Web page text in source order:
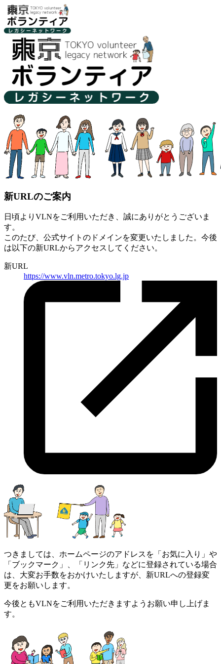
新URLのご案内
日頃よりVLNをご利用いただき、誠にありがとうございま
す。
このたび、公式サイトのドメインを変更いたしました。 今後
は以下の新URLからアクセスしてください。
新URL
https://www.vln.metro.tokyo.lg.jp
つきましては、ホームページのアドレスを「お気に入り」や
「ブックマーク」、「リンク先」などに登録されている場合
は、大変お手数をおかけいたしますが、新URLへの登録変
更をお願いします。
今後ともVLNをご利用いただきますようお願い申し上げま
す。